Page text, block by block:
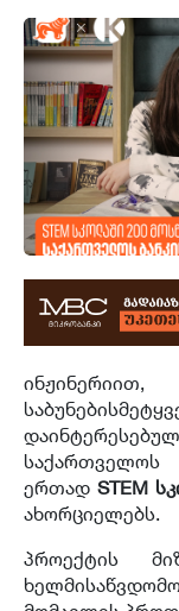
ერთად STEM
ახორციელებს.
პროექტის